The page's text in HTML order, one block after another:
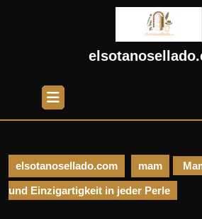
Open
Button
elsotanosellado.com mam
und Einzigartigkeit in jeder Perle